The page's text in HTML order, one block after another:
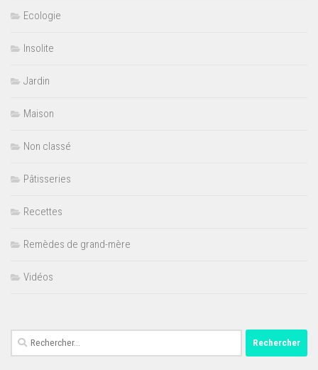
Ecologie
Insolite
Jardin
Maison
Non classé
Pâtisseries
Recettes
Remèdes de grand-mère
Vidéos
Rechercher :